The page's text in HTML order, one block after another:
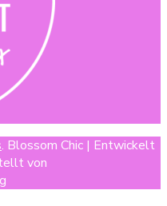
. Blossom Chic | Entwickelt
von